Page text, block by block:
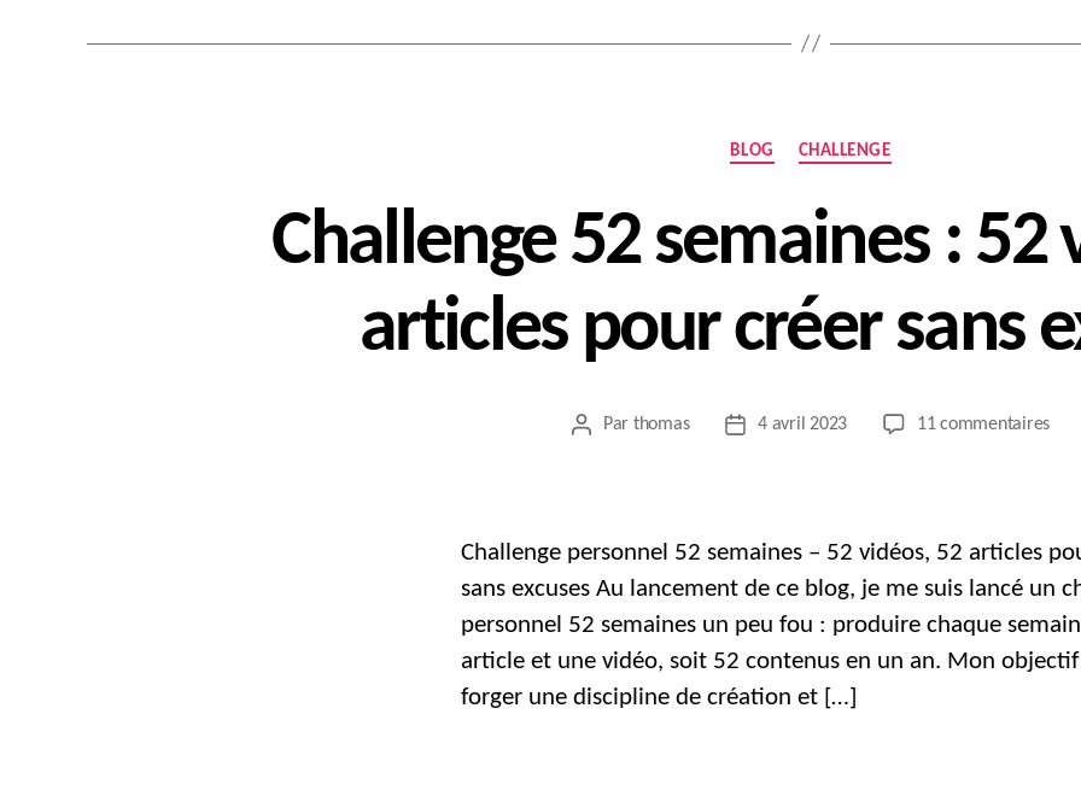
Catégories
BLOG CHALLENGE
Challenge 52 semaines : 52
articles pour créer sans
Auteur
Par thomas
Date4 avril 2023 11 commentairessur
52
52
Challenge personnel 52 semaines – 52 vidéos, 52 articles
sans excuses Au lancement de ce blog, je me suis lancé un
personnel 52 semaines un peu fou : produire chaque
article et une vidéo, soit 52 contenus en un an. Mon
forger une discipline de création et […]